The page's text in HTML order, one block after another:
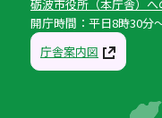
砺波市役所（本庁舎）へ
開庁時間：平日8時30分
庁舎案内図